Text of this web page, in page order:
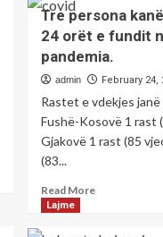
Tre persona
24 orët e fundit
pandemia.
admin February 24,
Rastet e vdekjes
Fushë-Kosovë 1 rast
Gjakovë 1 rast (85
(83...
Read MoreRead
Lajme